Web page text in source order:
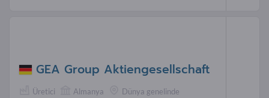
GEA Group Aktiengesellschaft
Üretici Almanya Dünya genelinde